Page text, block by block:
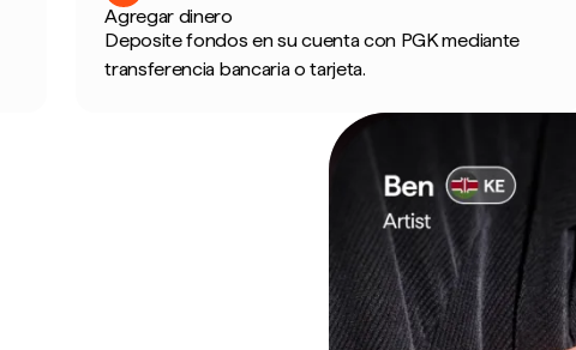
Agregar dinero
Deposite fondos en su cuenta con PGK mediante
transferencia bancaria o tarjeta.